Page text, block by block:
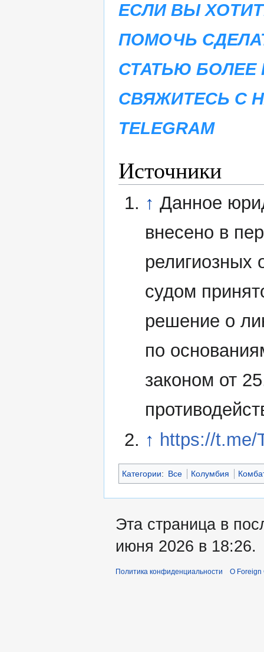
ЕСЛИ ВЫ
ПОМОЧЬ
СТАТЬЮ БОЛЕЕ
СВЯЖИТЕСЬ С
TELEGRAM
Источники
↑ Данное
внесено в
религиозных
судом
решение о
по
законом от
↑ https://t.me/
Категории: Все Колумбия
Эта страница в
июня 2026 в 18:26.
Политика конфиденциальности О Foreign